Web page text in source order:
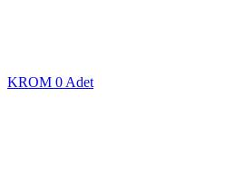
KROM 0 Adet